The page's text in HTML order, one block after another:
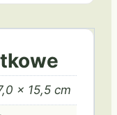
× 15,5 cm